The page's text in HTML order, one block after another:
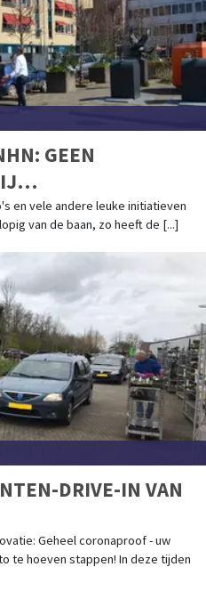
GEEN
en vele andere leuke initiatieven
van de baan, zo heeft de [...]
DRIVE-IN VAN
Geheel coronaproof - uw
te hoeven stappen! In deze tijden